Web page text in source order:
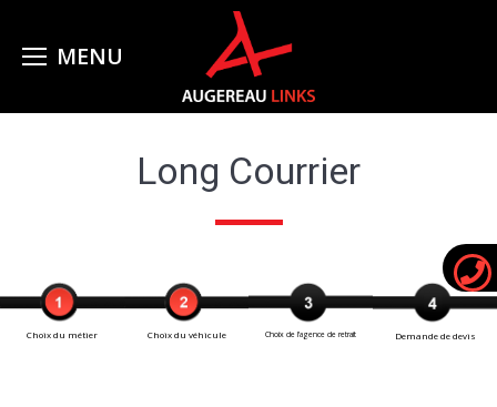
Long Courrier
Choix du métier Choix du véhicule Choix de l’agence de retrait Demande de devis